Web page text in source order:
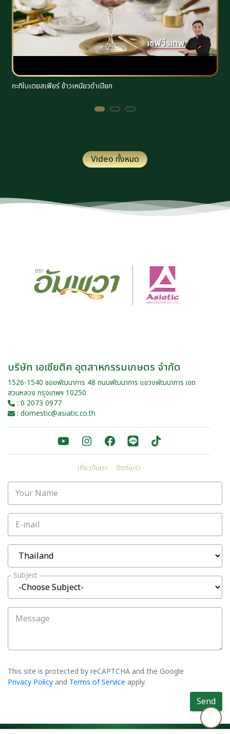
กะทิใบเตยสเฟียร์ ข้าวเหนียวดำเปียก
Video ทั้งหมด
บริษัท เอเซียติค อุตสาหกรรมเกษตร จำกัด
1526-1540 ซอยพัฒนาการ 48 ถนนพัฒนาการ แขวงพัฒนาการ เขต
สวนหลวง กรุงเทพฯ 10250
: 0 2073 0977
: domestic@asiatic.co.th
เกี่ยวกับเรา ติดต่อเรา
Your Name
E-mail
Subject
Message
This site is protected by reCAPTCHA and the Google
Privacy Policyand Terms of Service apply.
Send